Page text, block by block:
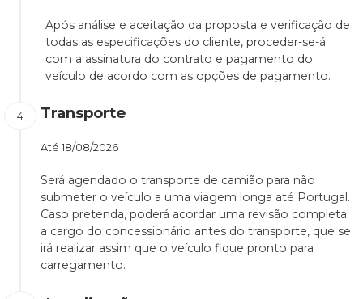
Após análise e aceitação da proposta e verificação de
todas as especificações do cliente, proceder-se-á
com a assinatura do contrato e pagamento do
veículo de acordo com as opções de pagamento.
Transporte
Até 18/08/2026
Será agendado o transporte de camião para não
submeter o veículo a uma viagem longa até Portugal.
Caso pretenda, poderá acordar uma revisão completa
a cargo do concessionário antes do transporte, que se
irá realizar assim que o veículo fique pronto para
carregamento.